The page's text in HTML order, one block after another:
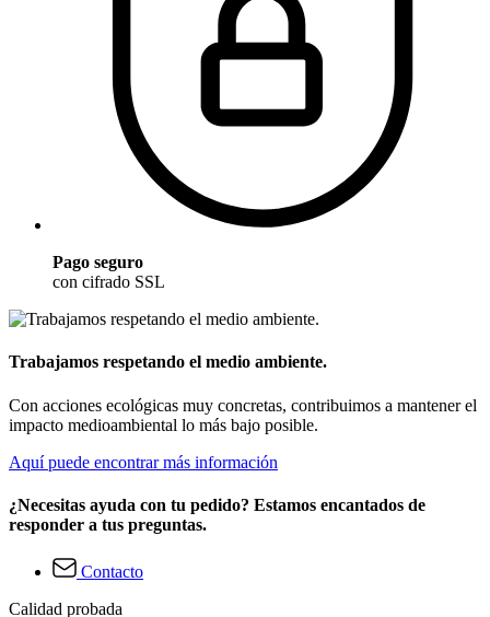
Pago seguro
con cifrado SSL
Trabajamos respetando el medio ambiente.
Con acciones ecológicas muy concretas, contribuimos a mantener el
impacto medioambiental lo más bajo posible.
Aquí puede encontrar más información
¿Necesitas ayuda con tu pedido? Estamos encantados de
responder a tus preguntas.
Contacto
Calidad probada